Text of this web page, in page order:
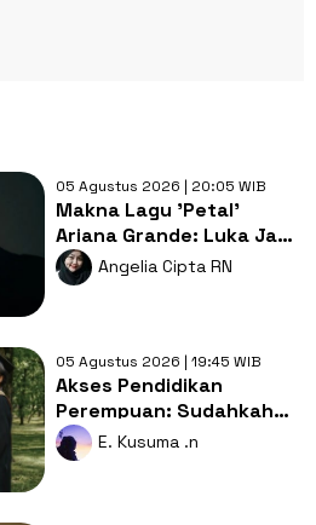
05 Agustus 2026 | 20:05 WIB
Makna Lagu 'Petal'
Ariana Grande: Luka Jadi
Bahan Bakar untuk
Tumbuh
Angelia Cipta RN
05 Agustus 2026 | 19:45 WIB
Akses Pendidikan
Perempuan: Sudahkah
Merdeka Belajar Benar-
benar Setara?
E. Kusuma .n